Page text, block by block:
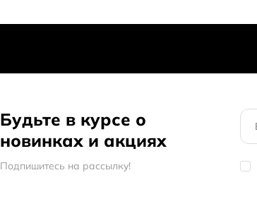
Будьте в курсе о
новинках и акциях
Подпишитесь на рассылкy!